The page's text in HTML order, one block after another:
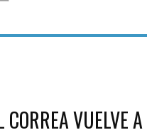
CORREA VUELVE